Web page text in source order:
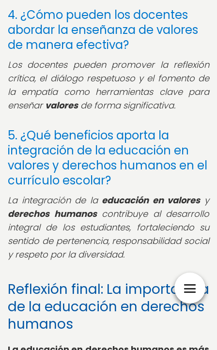
4. ¿Cómo pueden los docentes
abordar la enseñanza de valores
de manera efectiva?
Los docentes pueden promover la reflexión
crítica, el diálogo respetuoso y el fomento de
la empatía como herramientas clave para
enseñar valoresde forma significativa.
5. ¿Qué beneficios aporta la
integración de la educación en
valores y derechos humanos en el
currículo escolar?
La integración de la educación en valoresy
derechos humanoscontribuye al desarrollo
integral de los estudiantes, fortaleciendo su
sentido de pertenencia, responsabilidad social
y respeto por la diversidad.
Reflexión final: La importancia
de la educación en derechos
humanos